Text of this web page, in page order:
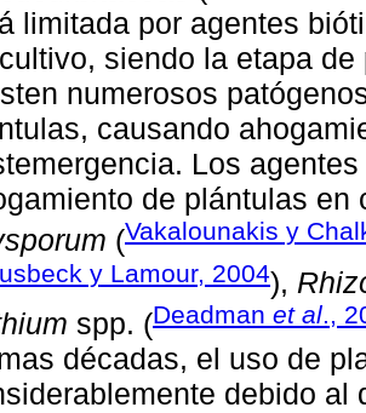
limitada por agentes
siendo la etapa
numerosos
causando
Los
de plántulas
(Vakalounakis y
y Lamour, 2004),
spp. (Deadman et al.,
décadas, el uso de
debido al